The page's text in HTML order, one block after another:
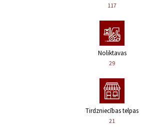
117
Noliktavas
29
Tirdzniecības telpas
21